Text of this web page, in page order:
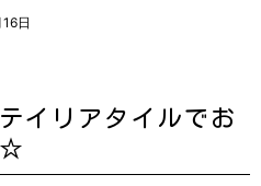
日
イリアタイルでお
☆